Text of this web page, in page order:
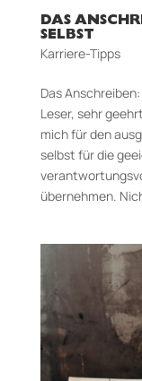
DAS
SELBST
Karriere-Tipps
Das
Leser, sehr
mich für den
selbst für die
übernehmen.